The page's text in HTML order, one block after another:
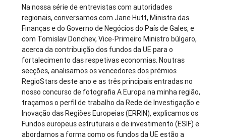
Na nossa série de entrevistas com autoridades
regionais, conversamos com Jane Hutt, Ministra das
Finanças e do Governo de Negócios do País de Gales, e
com Tomislav Donchev, Vice-Primeiro Ministro búlgaro,
acerca da contribuição dos fundos da UE para o
fortalecimento das respetivas economias. Noutras
secções, analisamos os vencedores dos prémios
RegioStars deste ano e as três principais entradas no
nosso concurso de fotografia A Europa na minha região,
traçamos o perfil de trabalho da Rede de Investigação e
Inovação das Regiões Europeias (ERRIN), explicamos os
Fundos europeus estruturais e de investimento (ESIF) e
abordamos a forma como os fundos da UE estão a